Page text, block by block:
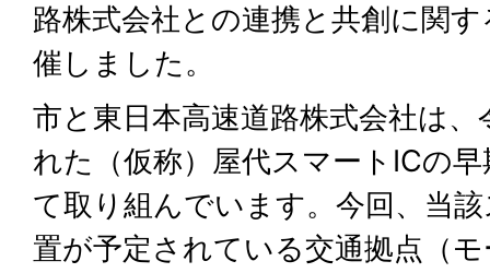
路株式会社との連携と共創に関
催しました。
市と東日本高速道路株式会社は
れた（仮称）屋代スマートICの
て取り組んでいます。今回、当
置が予定されている交通拠点（